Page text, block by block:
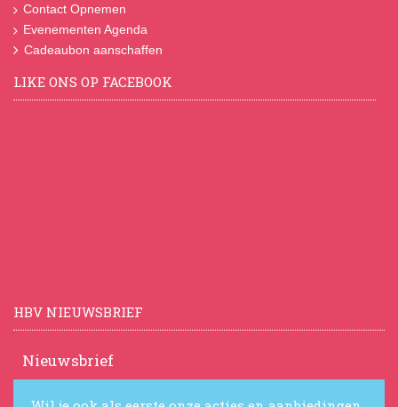
Contact Opnemen
Evenementen Agenda
Cadeaubon aanschaffen
LIKE ONS OP FACEBOOK
HBV NIEUWSBRIEF
Nieuwsbrief